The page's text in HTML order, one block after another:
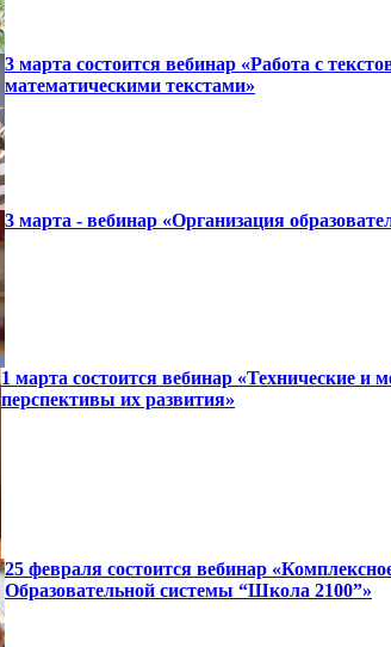
3 марта состоится вебинар «Работа с
математическими текстами»
3 марта - вебинар «Организация
1 марта состоится вебинар «Технические
перспективы их развития»
25 февраля состоится вебинар
Образовательной системы “Школа 2100”»